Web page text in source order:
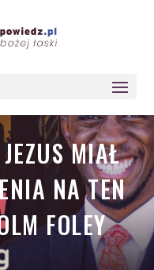
MIAŁ
NA TEN
FOLEY